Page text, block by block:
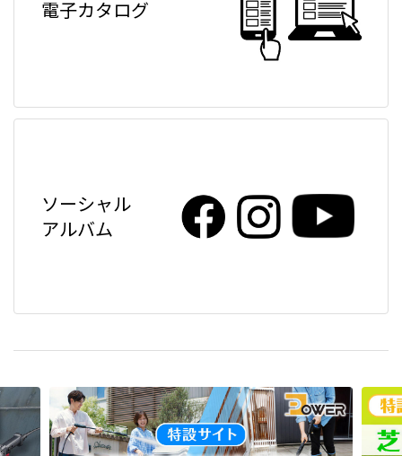
電子カタログ
ソーシャル
アルバム